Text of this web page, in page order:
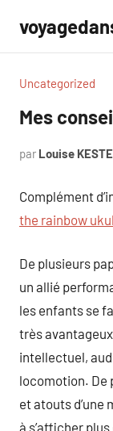
contenu
Uncategorized
Mes
par Louise
Complément
the rainbow
De plusieurs
un allié
les enfants se
très
intellectuel,
locomotion. De
et atouts d’une
à s’afficher